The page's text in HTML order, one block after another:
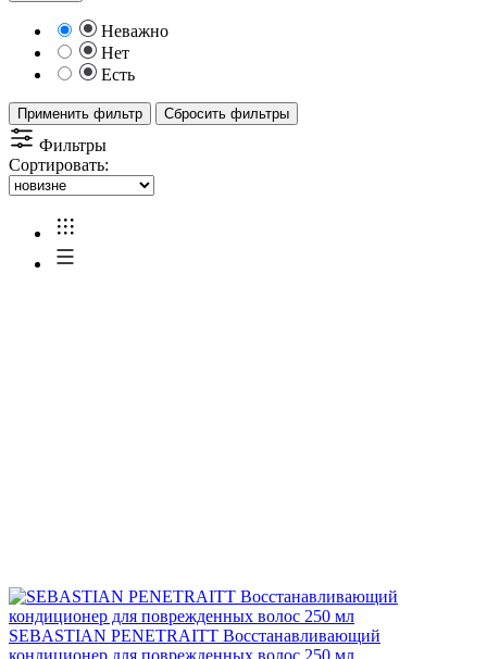
Неважно
Нет
Есть
Применить фильтр Сбросить фильтры
Фильтры
Сортировать:
SEBASTIAN PENETRAITT Восстанавливающий
кондиционер для поврежденных волос 250 мл